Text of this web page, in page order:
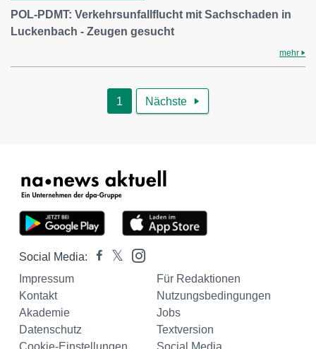
POL-PDMT: Verkehrsunfallflucht mit Sachschaden in
Luckenbach - Zeugen gesucht
mehr
1 Nächste 
Social Media:
Impressum
Für Redaktionen
Kontakt
Nutzungsbedingungen
Akademie
Jobs
Datenschutz
Textversion
Cookie-Einstellungen
Social Media